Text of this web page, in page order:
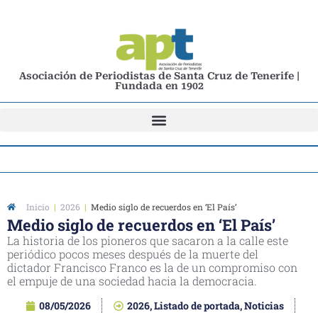
Asociación de Periodistas de Santa Cruz de Tenerife |
Fundada en 1902
Inicio | 2026 | Medio siglo de recuerdos en ‘El País’
Medio siglo de recuerdos en ‘El País’
La historia de los pioneros que sacaron a la calle este
periódico pocos meses después de la muerte del
dictador Francisco Franco es la de un compromiso con
el empuje de una sociedad hacia la democracia.
08/05/2026 2026,Listado de portada,Noticias